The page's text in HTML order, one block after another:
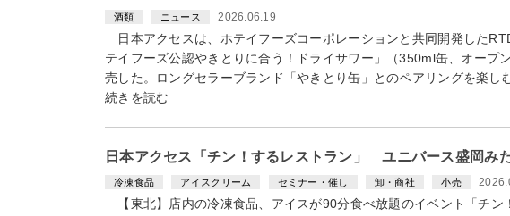
酒類 ニュース 2026.06.19
日本アクセスは、ホテイフーズコーポレーションと共同開発した
テイフーズ公認やきとりに合う！ドライサワー」（350ml缶、オープ
売した。ロングセラーブランド「やきとり缶」とのペアリングを楽し
続きを読む
日本アクセス「チン！するレストラン」 ユニバース盛岡み
冷凍食品 アイスクリーム セミナー・催し 卸・商社 小売
【東北】店内の冷凍食品、アイスが90分食べ放題のイベント「チン